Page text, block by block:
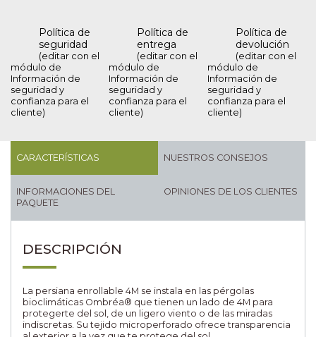
Política de
seguridad
(editar con el
módulo de
Información de
seguridad y
confianza para el
cliente)
Política de
entrega
(editar con el
módulo de
Información de
seguridad y
confianza para el
cliente)
Política de
devolución
(editar con el
módulo de
Información de
seguridad y
confianza para el
cliente)
CARACTERÍSTICAS NUESTROS CONSEJOS
INFORMACIONES DEL
PAQUETE
OPINIONES DE LOS CLIENTES
DESCRIPCIÓN
La persiana enrollable 4M se instala en las pérgolas
bioclimáticas Ombréa® que tienen un lado de 4M para
protegerte del sol, de un ligero viento o de las miradas
indiscretas. Su tejido microperforado ofrece transparencia